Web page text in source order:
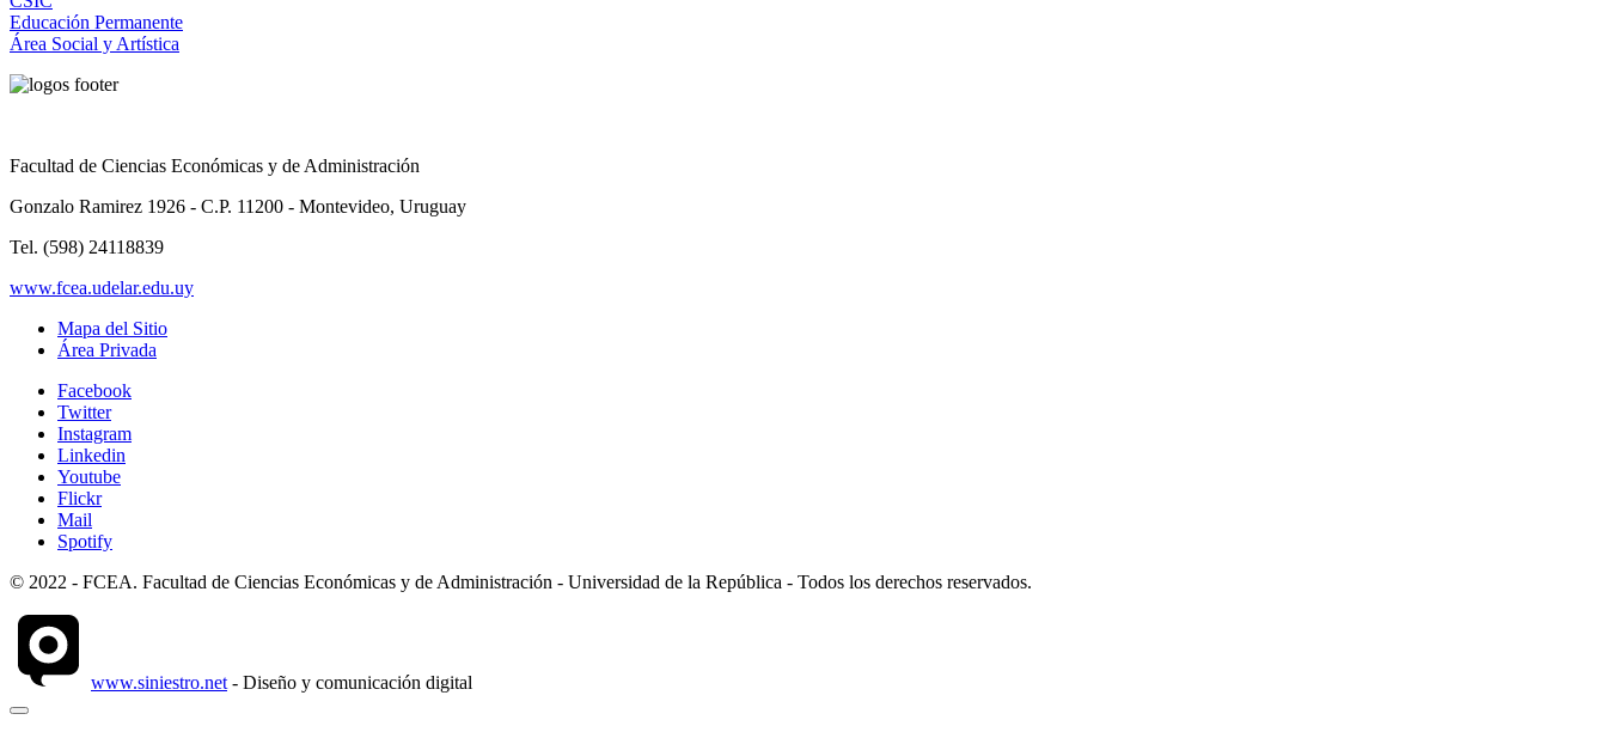
Educación Permanente
Área Social y Artística
Facultad de Ciencias Económicas y de Administración
Gonzalo Ramirez 1926 - C.P. 11200 - Montevideo, Uruguay
Tel. (598) 24118839
www.fcea.udelar.edu.uy
Mapa del Sitio
Área Privada
Facebook
Twitter
Instagram
Linkedin
Youtube
Flickr
Mail
Spotify
© 2022 - FCEA. Facultad de Ciencias Económicas y de Administración - Universidad de la República - Todos los derechos reservados.
www.siniestro.net - Diseño y comunicación digital